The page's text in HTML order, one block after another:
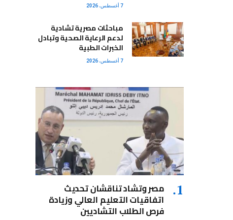
7 أغسطس، 2026
مباحثات مصرية تشادية
لدعم الرعاية الصحية وتبادل
الخبرات الطبية
7 أغسطس، 2026
مصر وتشاد تناقشان تحديث
اتفاقيات التعليم العالي وزيادة
فرص الطلاب التشاديين